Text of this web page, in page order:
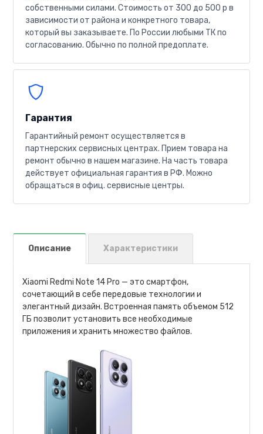
собственными силами. Стоимость от 300 до 500 р в
зависимости от района и конкретного товара,
который вы заказываете. По России любыми ТК по
согласованию. Обычно по полной предоплате.
Гарантия
Гарантийный ремонт осуществляется в
партнерских сервисных центрах. Прием товара на
ремонт обычно в нашем магазине. На часть товара
действует официальная гарантия в РФ. Можно
обращаться в офиц. сервисные центры.
Описание Характеристики
Xiaomi Redmi Note 14 Pro — это смартфон,
сочетающий в себе передовые технологии и
элегантный дизайн. Встроенная память объемом 512
ГБ позволит установить все необходимые
приложения и хранить множество файлов.